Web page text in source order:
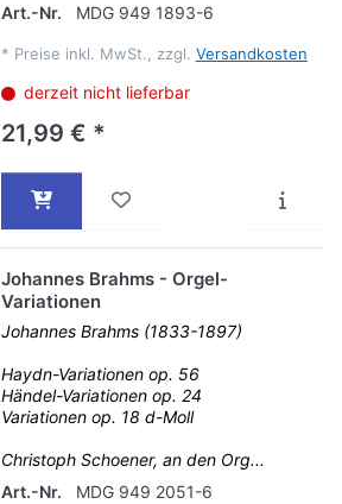
Art.-Nr.
MDG 949 1893-6
* Preise inkl. MwSt., zzgl. Versandkosten
derzeit nicht lieferbar
21,99 € *
Johannes Brahms - Orgel-
Variationen
Johannes Brahms (1833-1897)
Haydn-Variationen op. 56
Händel-Variationen op. 24
Variationen op. 18 d-Moll
Christoph Schoener, an den Org...
Art.-Nr.
MDG 949 2051-6